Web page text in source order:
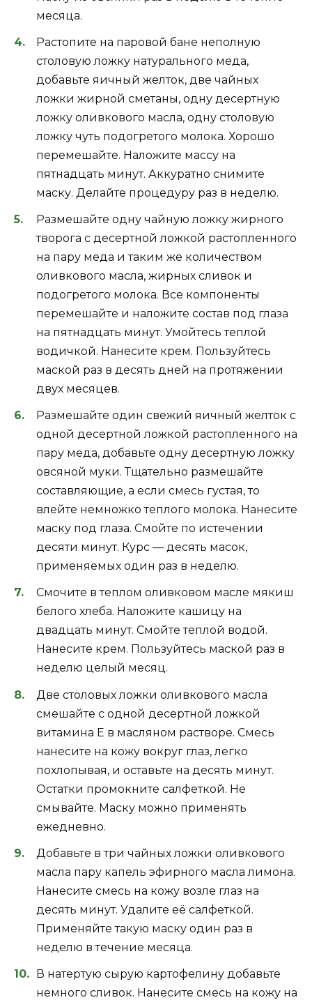
месяца.
Растопите на паровой бане неполную
столовую ложку натурального меда,
добавьте яичный желток, две чайных
ложки жирной сметаны, одну десертную
ложку оливкового масла, одну столовую
ложку чуть подогретого молока. Хорошо
перемешайте. Наложите массу на
пятнадцать минут. Аккуратно снимите
маску. Делайте процедуру раз в неделю.
Размешайте одну чайную ложку жирного
творога с десертной ложкой растопленного
на пару меда и таким же количеством
оливкового масла, жирных сливок и
подогретого молока. Все компоненты
перемешайте и наложите состав под глаза
на пятнадцать минут. Умойтесь теплой
водичкой. Нанесите крем. Пользуйтесь
маской раз в десять дней на протяжении
двух месяцев.
Размешайте один свежий яичный желток с
одной десертной ложкой растопленного на
пару меда, добавьте одну десертную ложку
овсяной муки. Тщательно размешайте
составляющие, а если смесь густая, то
влейте немножко теплого молока. Нанесите
маску под глаза. Смойте по истечении
десяти минут. Курс — десять масок,
применяемых один раз в неделю.
Смочите в теплом оливковом масле мякиш
белого хлеба. Наложите кашицу на
двадцать минут. Смойте теплой водой.
Нанесите крем. Пользуйтесь маской раз в
неделю целый месяц.
Две столовых ложки оливкового масла
смешайте с одной десертной ложкой
витамина Е в масляном растворе. Смесь
нанесите на кожу вокруг глаз, легко
похлопывая, и оставьте на десять минут.
Остатки промокните салфеткой. Не
смывайте. Маску можно применять
ежедневно.
Добавьте в три чайных ложки оливкового
масла пару капель эфирного масла лимона.
Нанесите смесь на кожу возле глаз на
десять минут. Удалите её салфеткой.
Применяйте такую маску один раз в
неделю в течение месяца.
В натертую сырую картофелину добавьте
немного сливок. Нанесите смесь на кожу на